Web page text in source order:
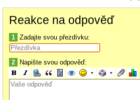
Reakce na odpověď
1 Zadajte svou přezdívku:
2 Napište svou odpověď: